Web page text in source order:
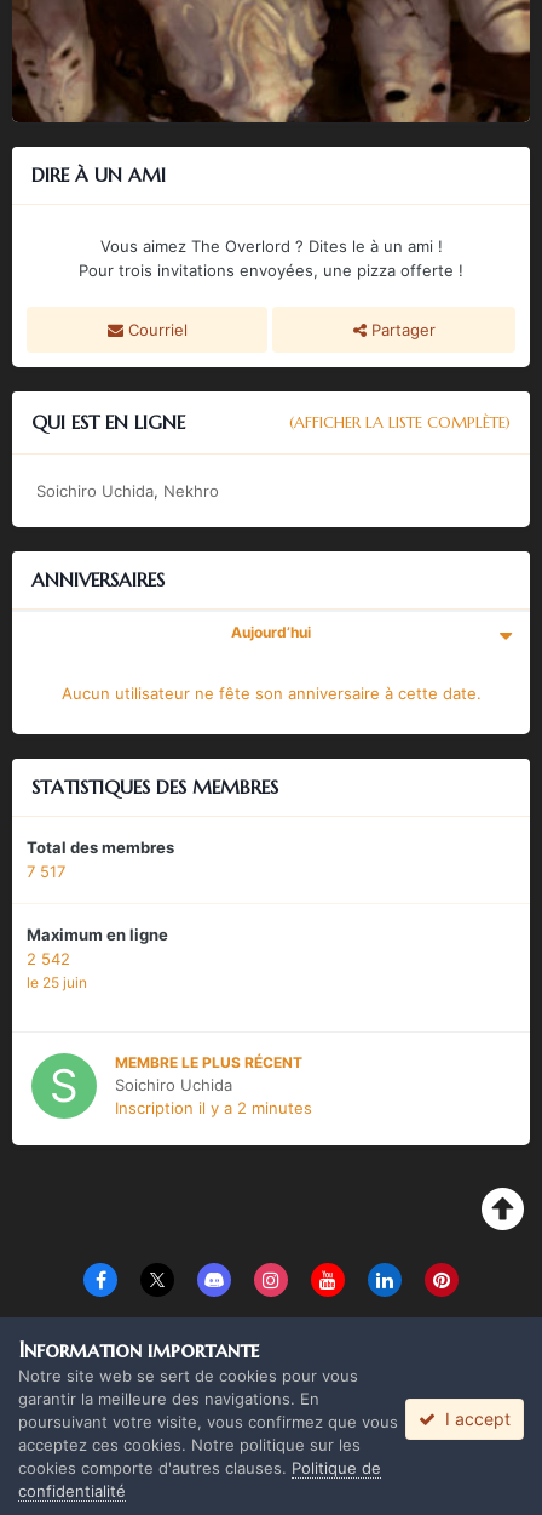
DIRE À UN AMI
Vous aimez The Overlord ? Dites le à un ami !
Pour trois invitations envoyées, une pizza offerte !
Courriel Partager
QUI EST EN LIGNE (AFFICHER LA LISTE COMPLÈTE)
Soichiro Uchida Nekhro
ANNIVERSAIRES
Aujourd’hui
Aucun utilisateur ne fête son anniversaire à cette date.
STATISTIQUES DES MEMBRES
Total des membres
7 517
Maximum en ligne
2 542
le 25 juin
MEMBRE LE PLUS RÉCENT
Soichiro Uchida
Inscription il y a 2 minutes
Copyright Monolith Board Games & The overlord 2016 ©
Powered by Invision Community
Information importante
Notre site web se sert de cookies pour vous
garantir la meilleure des navigations. En
poursuivant votre visite, vous confirmez que vous
acceptez ces cookies. Notre politique sur les
cookies comporte d'autres clauses. Politique de
confidentialité
I accept